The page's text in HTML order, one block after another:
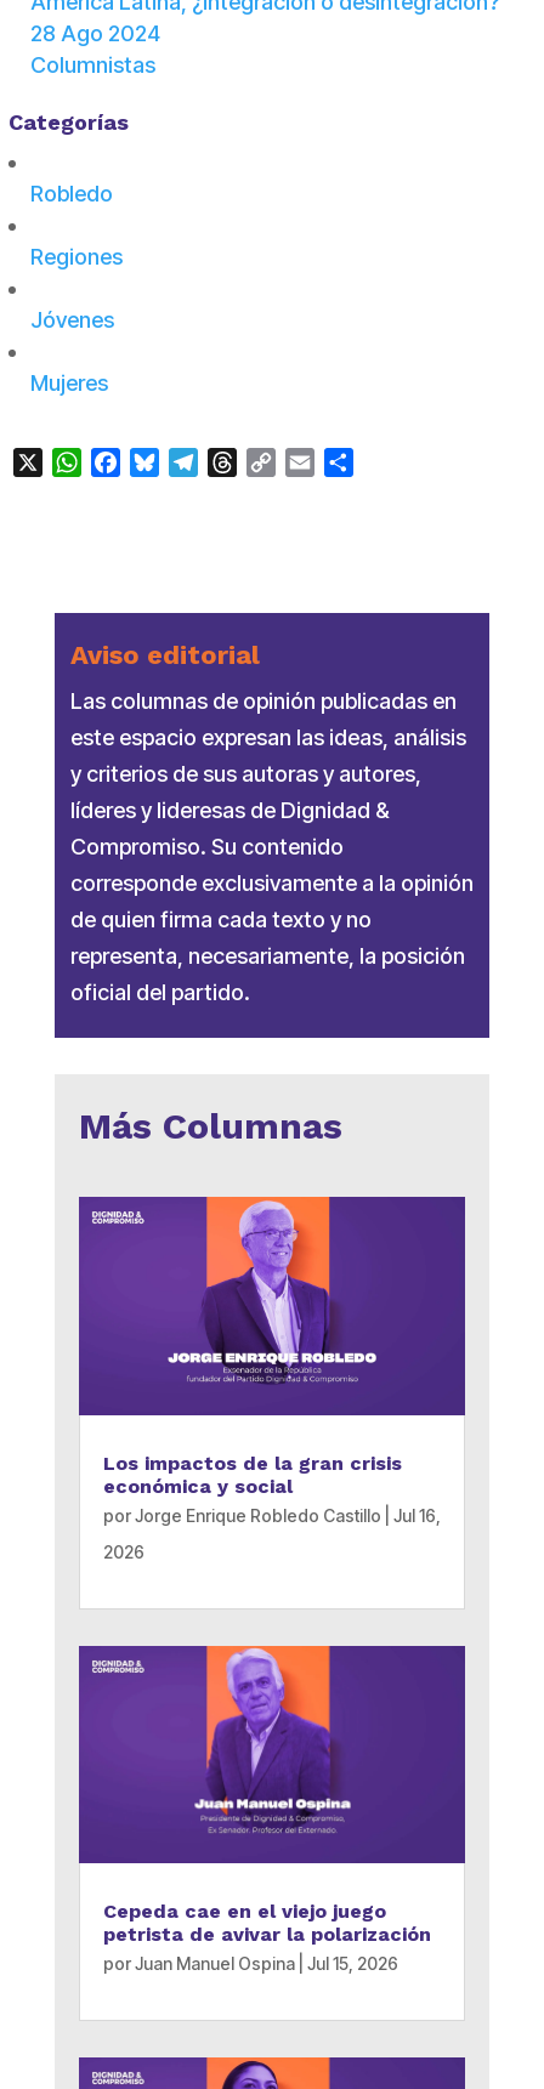
28 Ago 2024
Columnistas
Categorías
Robledo
Regiones
Jóvenes
Mujeres
WhatsApp
FacebookBlueskyTelegramThreads
Copy Email
Aviso editorial
Las columnas de opinión publicadas en
este espacio expresan las ideas, análisis
y criterios de sus autoras y autores,
líderes y lideresas de Dignidad &
Compromiso. Su contenido
corresponde exclusivamente a la opinión
de quien firma cada texto y no
representa, necesariamente, la posición
oficial del partido.
Más Columnas
Los impactos de la gran crisis
económica y social
porJorge Enrique Robledo Castillo
Jul 16,
2026
Cepeda cae en el viejo juego
petrista de avivar la polarización
porJuan Manuel Ospina| Jul 15, 2026